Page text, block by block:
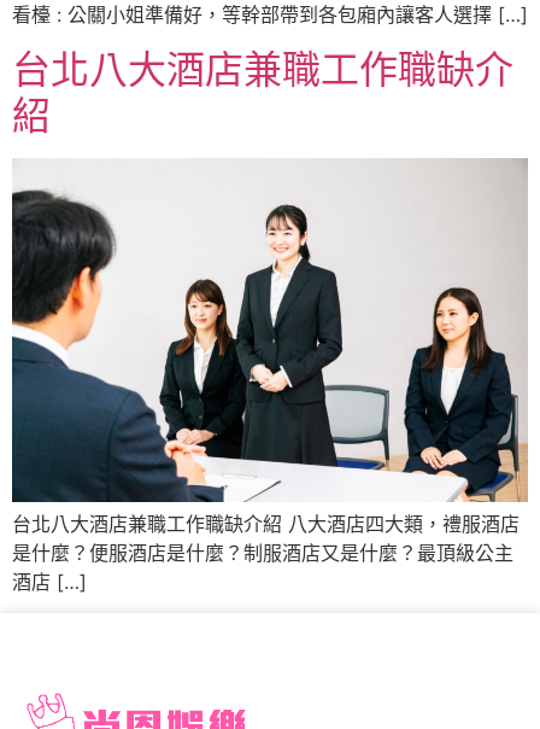
看檯 : 公關小姐準備好，等幹部帶到各包廂內讓客人選擇 […]
台北八大酒店兼職工作職缺介
紹
台北八大酒店兼職工作職缺介紹 八大酒店四大類，禮服酒店
是什麼？便服酒店是什麼？制服酒店又是什麼？最頂級公主
酒店 […]